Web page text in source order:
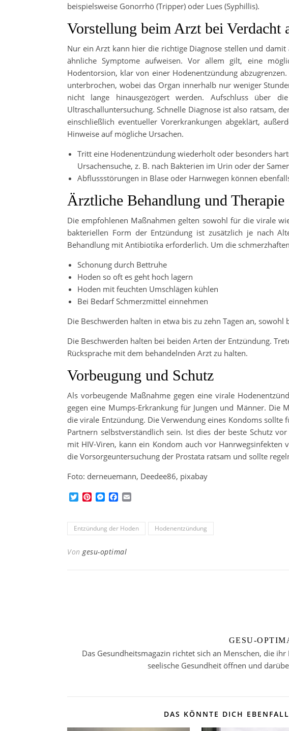
beispielsweise Gonorrhö (Tripper) oder Lues (Syphillis).
Vorstellung beim Arzt bei Verdacht
Nur ein Arzt kann hier die richtige Diagnose stellen und
ähnliche Symptome aufweisen. Vor allem gilt, eine
Hodentorsion, klar von einer Hodenentzündung
unterbrochen, wobei das Organ innerhalb nur weniger
nicht lange hinausgezögert werden. Aufschluss über
Ultraschalluntersuchung. Schnelle Diagnose ist also ratsam,
einschließlich eventueller Vorerkrankungen abgeklärt,
Hinweise auf mögliche Ursachen.
Tritt eine Hodenentzündung wiederholt oder besonders
Ursachensuche, z. B. nach Bakterien im Urin oder der
Abflussstörungen in Blase oder Harnwegen können
Ärztliche Behandlung und Therapie
Die empfohlenen Maßnahmen gelten sowohl für die virale
bakteriellen Form der Entzündung ist zusätzlich je nach
Behandlung mit Antibiotika erforderlich. Um die
Schonung durch Bettruhe
Hoden so oft es geht hoch lagern
Hoden mit feuchten Umschlägen kühlen
Bei Bedarf Schmerzmittel einnehmen
Die Beschwerden halten in etwa bis zu zehn Tagen an,
Die Beschwerden halten bei beiden Arten der Entzündung.
Rücksprache mit dem behandelnden Arzt zu halten.
Vorbeugung und Schutz
Als vorbeugende Maßnahme gegen eine virale
gegen eine Mumps-Erkrankung für Jungen und Männer. Die
die virale Entzündung. Die Verwendung eines Kondoms
Partnern selbstverständlich sein. Ist dies der beste Schutz
mit HIV-Viren, kann ein Kondom auch vor Hanrwegsinfekten
die Vorsorgeuntersuchung der Prostata ratsam und sollte
Foto: derneuemann, Deedee86, pixabay
TwitterPinterest
Messenger
Facebook
Entzündung der Hoden Hodenentzündung
Von gesu-optimal
GESU-
Das Gesundheitsmagazin richtet sich an Menschen, die
seelische Gesundheit öffnen und
DAS KÖNNTE DICH